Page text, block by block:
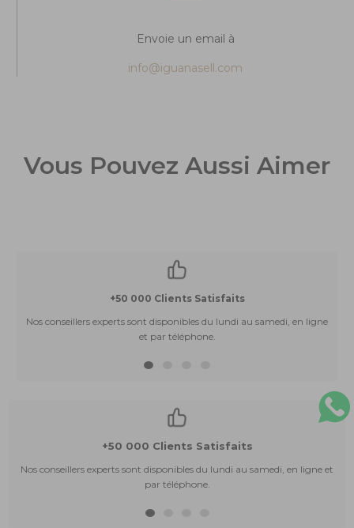
Envoie un email à
info@iguanasell.com
Vous Pouvez Aussi Aimer
+50 000 Clients Satisfaits
Nos conseillers experts sont disponibles du lundi au samedi, en ligne
et par téléphone.
+50 000 Clients Satisfaits
Nos conseillers experts sont disponibles du lundi au samedi, en ligne et
par téléphone.